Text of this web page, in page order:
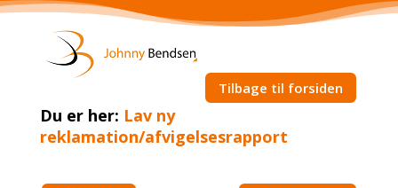
Tilbage til forsiden
Du er her: Lav ny
reklamation/afvigelsesrapport